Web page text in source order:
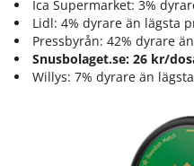
Ica Supermarket: 3%
Lidl: 4% dyrare än lägsta
Pressbyrån: 42% dyrare
Snusbolaget.se: 26 kr/
Willys: 7% dyrare än